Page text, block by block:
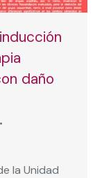
daño
la Unidad